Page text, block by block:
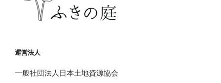
運営法人
一般社団法人日本土地資源協会